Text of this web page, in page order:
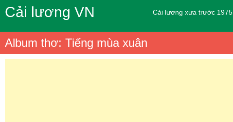
Cải lương VN Cải lương xưa trước 1975
Album thơ: Tiếng mùa xuân